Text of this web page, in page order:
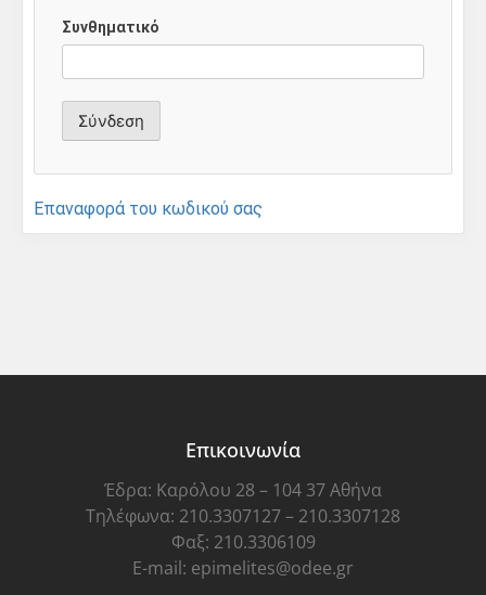
Συνθηματικό
Επαναφορά του κωδικού σας
Επικοινωνία
Έδρα: Καρόλου 28 – 104 37 Αθήνα
Τηλέφωνα: 210.3307127 – 210.3307128
Φαξ: 210.3306109
E-mail: epimelites@odee.gr